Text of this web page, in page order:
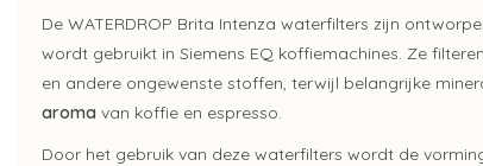
De WATERDROP Brita Intenza waterfilters zijn
wordt gebruikt in Siemens EQ koffiemachines. Ze
en andere ongewenste stoffen, terwijl belangrijke
aroma van koffie en espresso.
Door het gebruik van deze waterfilters wordt de